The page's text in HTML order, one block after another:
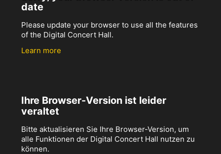
date
Please update your browser to use all the features
of the Digital Concert Hall.
Learn more
Ihre Browser-Version ist leider
veraltet
Bitte aktualisieren Sie Ihre Browser-Version, um
alle Funktionen der Digital Concert Hall nutzen zu
können.